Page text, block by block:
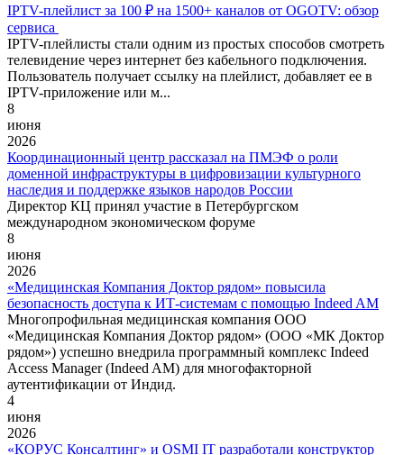
IPTV-плейлист за 100 ₽ на 1500+ каналов от OGOTV: обзор
сервиса
IPTV-плейлисты стали одним из простых способов смотреть
телевидение через интернет без кабельного подключения.
Пользователь получает ссылку на плейлист, добавляет ее в
IPTV-приложение или м...
8
июня
2026
Координационный центр рассказал на ПМЭФ о роли
доменной инфраструктуры в цифровизации культурного
наследия и поддержке языков народов России
Директор КЦ принял участие в Петербургском
международном экономическом форуме
8
июня
2026
«Медицинская Компания Доктор рядом» повысила
безопасность доступа к ИТ-системам с помощью Indeed AM
Многопрофильная медицинская компания ООО
«Медицинская Компания Доктор рядом» (ООО «МК Доктор
рядом») успешно внедрила программный комплекс Indeed
Access Manager (Indeed AM) для многофакторной
аутентификации от Индид.
4
июня
2026
«КОРУС Консалтинг» и OSMI IT разработали конструктор